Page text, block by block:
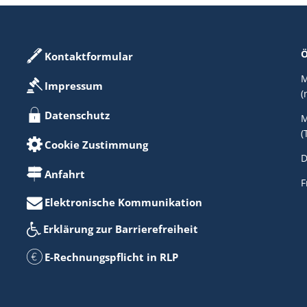
Kontaktformular
Impressum
Datenschutz
Cookie Zustimmung
Anfahrt
Elektronische Kommunikation
Erklärung zur Barrierefreiheit
E-Rechnungspflicht in RLP